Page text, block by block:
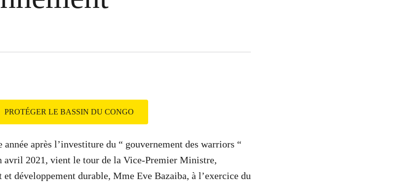
PROTÉGER LE BASSIN DU CONGO
année après l’investiture du “ gouvernement des warriors “
avril 2021, vient le tour de la Vice-Premier Ministre,
développement durable, Mme Eve Bazaiba, à l’exercice du